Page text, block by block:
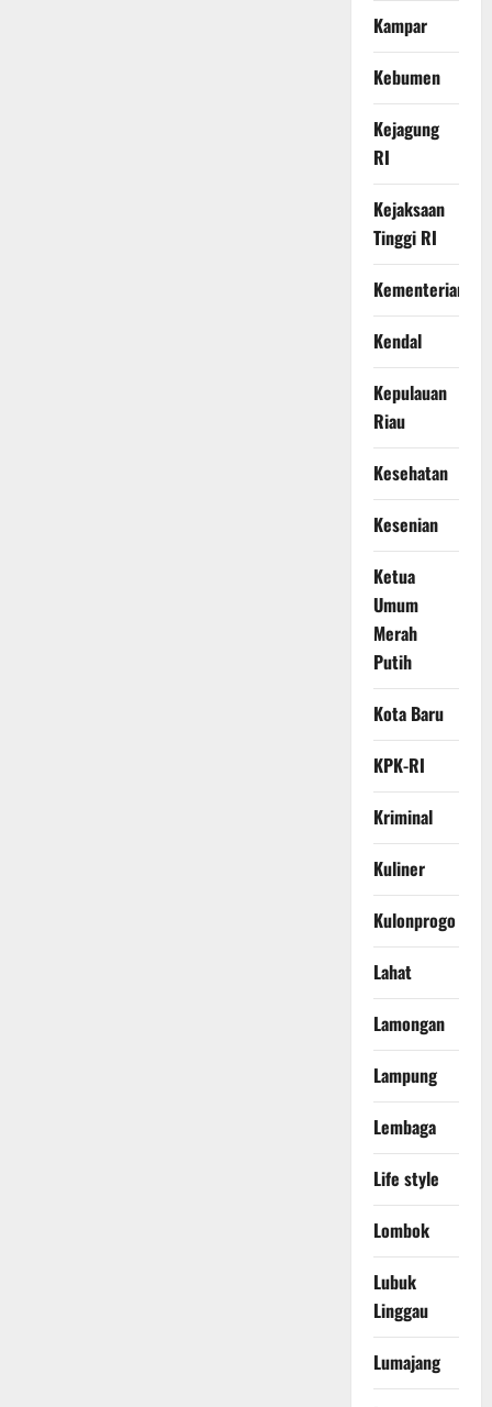
Kampar
Kebumen
Kejagung
RI
Kejaksaan
Tinggi RI
Kementerian
Kendal
Kepulauan
Riau
Kesehatan
Kesenian
Ketua
Umum
Merah
Putih
Kota Baru
KPK-RI
Kriminal
Kuliner
Kulonprogo
Lahat
Lamongan
Lampung
Lembaga
Life style
Lombok
Lubuk
Linggau
Lumajang